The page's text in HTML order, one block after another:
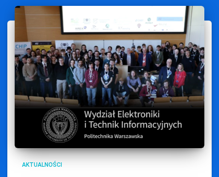
AKTUALNOŚCI